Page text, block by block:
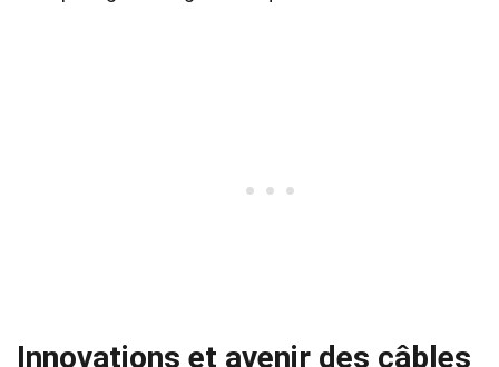
Innovations et avenir des câbles